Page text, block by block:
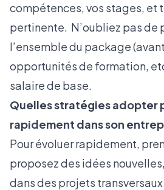
compétences, vos stages, et
pertinente. N’oubliez pas de
l’ensemble du package
opportunités de formation,
salaire de base.
Quelles stratégies adopter
rapidement dans son
Pour évoluer rapidement,
proposez des idées
dans des projets